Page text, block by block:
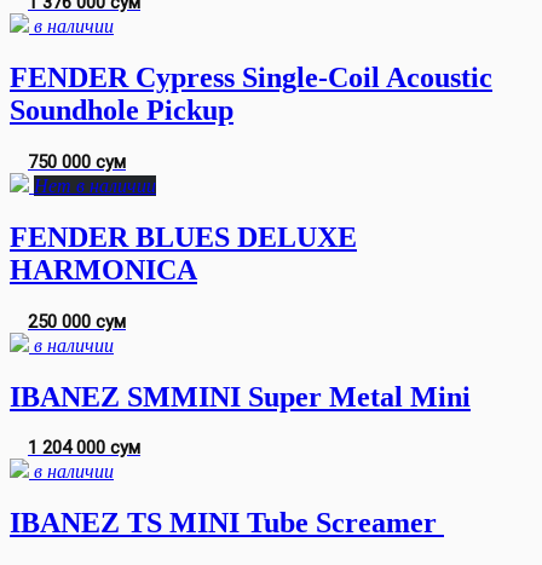
в наличии
FENDER Cypress Single-Coil Acoustic
Soundhole Pickup
750 000 сум
Нет в наличии
FENDER BLUES DELUXE
HARMONICA
250 000 сум
в наличии
IBANEZ SMMINI Super Metal Mini
1 204 000 сум
в наличии
IBANEZ TS MINI Tube Screamer